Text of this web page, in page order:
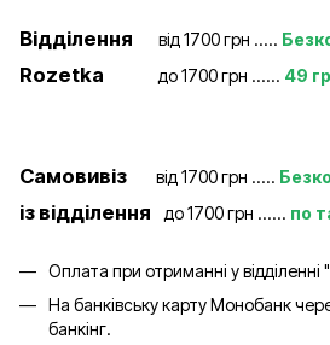
Відділення від 1700 грн .....
Rozetka до 1700 грн ...... 49
Самовивіз від 1700 грн .....
із відділення до 1700 грн ...... по
Оплата при отриманні у
На банківську карту Монобанк
банкінг.